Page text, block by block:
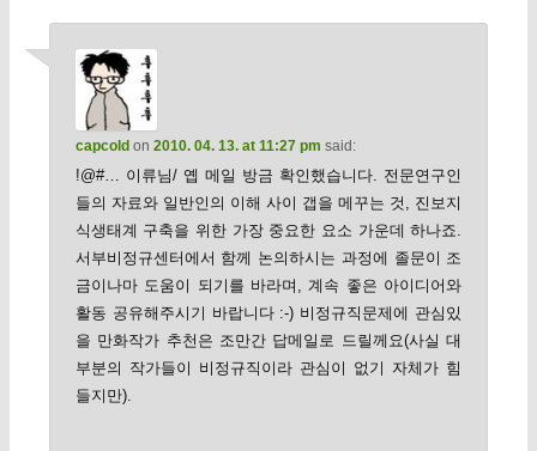
capcold on 2010. 04. 13. at 11:27 pm said:
!@#… 이류님/ 옙 메일 방금 확인했습니다. 전문연구인
들의 자료와 일반인의 이해 사이 갭을 메꾸는 것, 진보지
식생태계 구축을 위한 가장 중요한 요소 가운데 하나죠.
서부비정규센터에서 함께 논의하시는 과정에 졸문이 조
금이나마 도움이 되기를 바라며, 계속 좋은 아이디어와
활동 공유해주시기 바랍니다 :-) 비정규직문제에 관심있
을 만화작가 추천은 조만간 답메일로 드릴께요(사실 대
부분의 작가들이 비정규직이라 관심이 없기 자체가 힘
들지만).